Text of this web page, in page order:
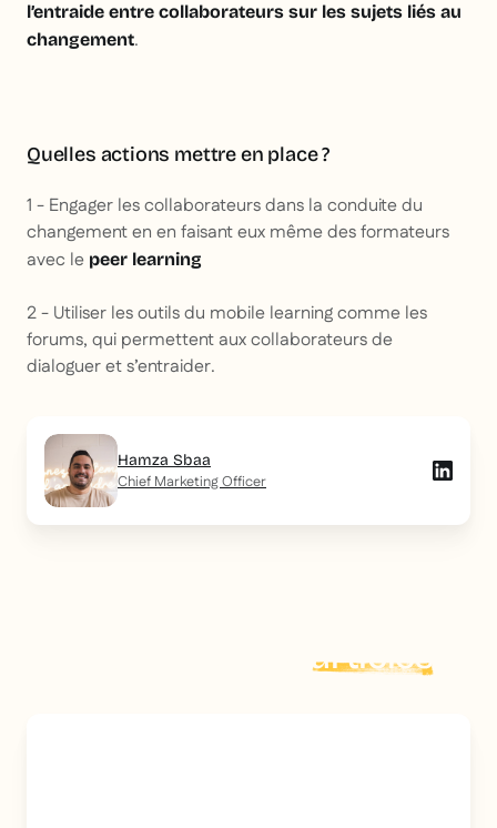
l’entraide entre collaborateurs sur les sujets liés au
changement.
Quelles actions mettre en place ?
1 - Engager les collaborateurs dans la conduite du
changement en en faisant eux même des formateurs
avec le peer learning
2 - Utiliser les outils du mobile learning comme les
forums, qui permettent aux collaborateurs de
dialoguer et s’entraider.
Hamza Sbaa
Chief Marketing Officer
articles